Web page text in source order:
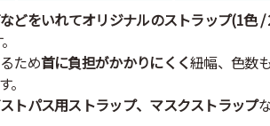
どをいれてオリジナルのストラップ(1色 /
ため首に負担がかかりにくく紐幅、色数
トパス用ストラップ、マスクストラップ